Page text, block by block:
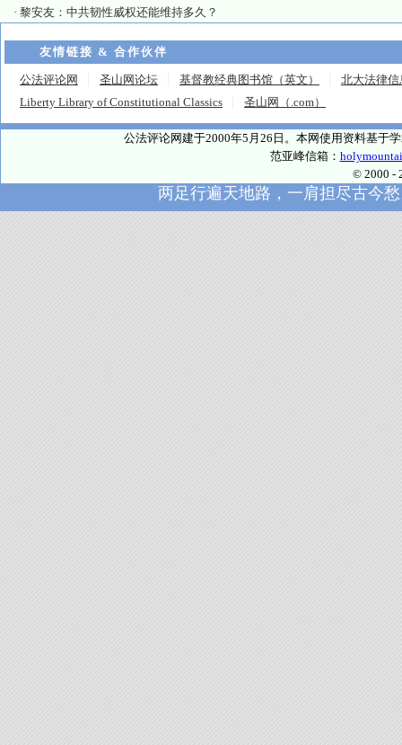
· 黎安友：中共韧性威权还能维持多久？
友情链接 & 合作伙伴
公法评论网 圣山网论坛 基督教经典图书馆（英文）
北大法律信
Liberty Library of Constitutional Classics
圣山网（.com）
公法评论网建于2000年5月26日。本网使用资料基于
范亚峰信箱：
© 2000 -
两足行遍天地路，一肩担尽古今